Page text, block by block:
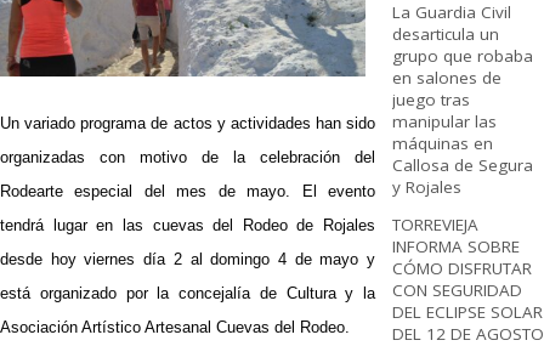
Un variado programa de actos y actividades han sido
organizadas con motivo de la celebración del
Rodearte especial del mes de mayo. El evento
tendrá lugar en las cuevas del Rodeo de Rojales
desde hoy viernes día 2 al domingo 4 de mayo y
está organizado por la concejalía de Cultura y la
Asociación Artístico Artesanal Cuevas del Rodeo.
La Guardia Civil
desarticula un
grupo que robaba
en salones de
juego tras
manipular las
máquinas en
Callosa de Segura
y Rojales
TORREVIEJA
INFORMA SOBRE
CÓMO DISFRUTAR
CON SEGURIDAD
DEL ECLIPSE SOLAR
DEL 12 DE AGOSTO